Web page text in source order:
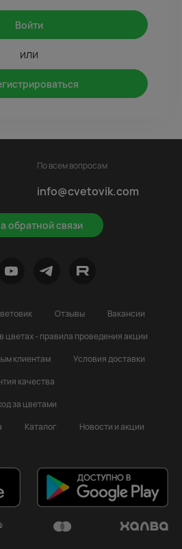
Войти
или
обратной связи
По всем вопросам
info@cvetovik.com
Отзывы
Вакансии
цветах - правила проведения акции
клиентам
Условия доставки
качества
за цветами
Каталог Новости и акции